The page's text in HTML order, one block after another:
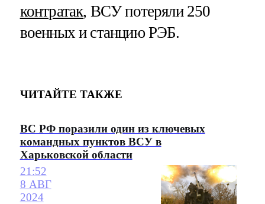
контратак, ВСУ потеряли 250
военных и станцию РЭБ.
ЧИТАЙТЕ ТАКЖЕ
ВС РФ поразили один из ключевых
командных пунктов ВСУ в
Харьковской области
21:52
8 АВГ
2024